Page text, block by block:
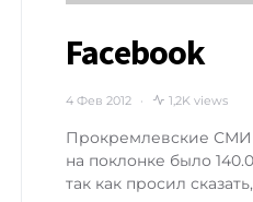
Facebook
4 Фев 2012 1,2K views
Прокремлевские СМИ
на поклонке было
так как просил